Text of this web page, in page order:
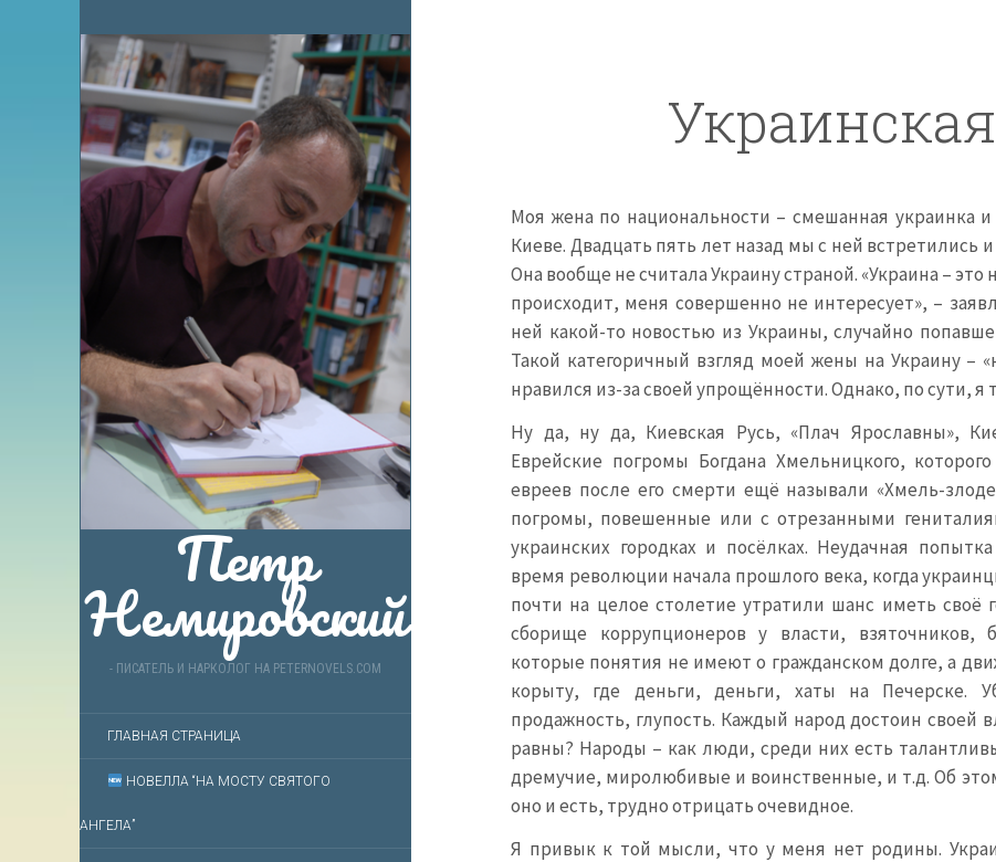
Петр
Немировский
- ПИСАТЕЛЬ И НАРКОЛОГ НА PETERNOVELS.COM
ГЛАВНАЯ СТРАНИЦА
НОВЕЛЛА “НА МОСТУ СВЯТОГО
АНГЕЛА”
Моя жена по национальности – смешанная украинка
Киеве. Двадцать пять лет назад мы с ней
Она вообще не считала Украину страной. «Украина – это
происходит, меня совершенно не интересует», –
ней какой-то новостью из Украины, случайно
Такой категоричный взгляд моей жены на Украину –
нравился из-за своей упрощённости. Однако, по сути, я
Ну да, ну да, Киевская Русь, «Плач Ярославны»,
Еврейские погромы Богдана Хмельницкого,
евреев после его смерти ещё называли «Хмель-
погромы, повешенные или с отрезанными
украинских городках и посёлках. Неудачная
время революции начала прошлого века, когда
почти на целое столетие утратили шанс иметь своё
сборище коррупционеров у власти, взяточников,
которые понятия не имеют о гражданском долге, а
корыту, где деньги, деньги, хаты на Печерске.
продажность, глупость. Каждый народ достоин своей
равны? Народы – как люди, среди них есть
дремучие, миролюбивые и воинственные, и т.д. Об
оно и есть, трудно отрицать очевидное.
Я привык к той мысли, что у меня нет родины.